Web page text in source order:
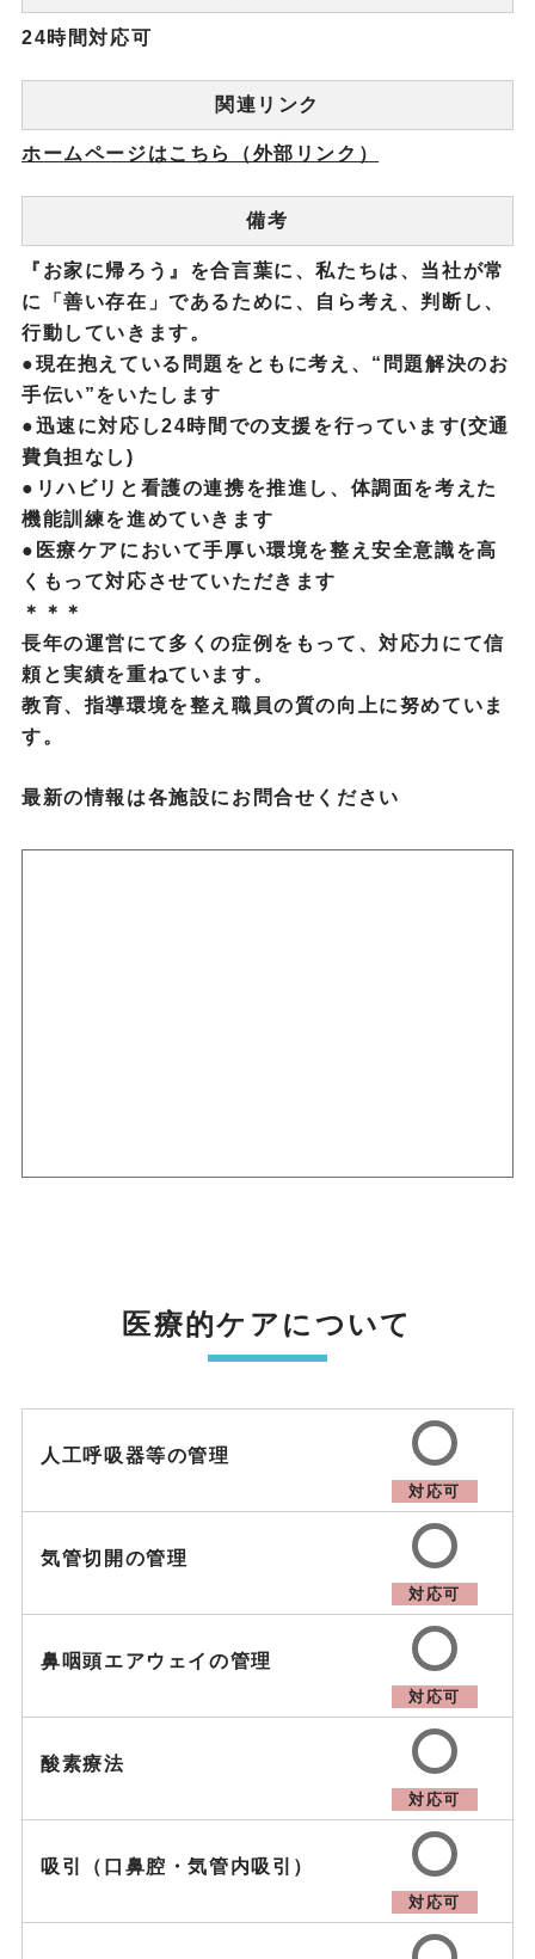
24時間対応可
関連リンク
ホームページはこちら（外部リンク）
備考
『お家に帰ろう』を合言葉に、私たちは、当社が常
に「善い存在」であるために、自ら考え、判断し、
行動していきます。
●現在抱えている問題をともに考え、“問題解決のお
手伝い”をいたします
●迅速に対応し24時間での支援を行っています(交通
費負担なし)
●リハビリと看護の連携を推進し、体調面を考えた
機能訓練を進めていきます
●医療ケアにおいて手厚い環境を整え安全意識を高
くもって対応させていただきます
＊＊＊
長年の運営にて多くの症例をもって、対応力にて信
頼と実績を重ねています。
教育、指導環境を整え職員の質の向上に努めていま
す。
最新の情報は各施設にお問合せください
医療的ケアについて
人工呼吸器等の管理
対応可
気管切開の管理
対応可
鼻咽頭エアウェイの管理
対応可
酸素療法
対応可
吸引（口鼻腔・気管内吸引）
対応可